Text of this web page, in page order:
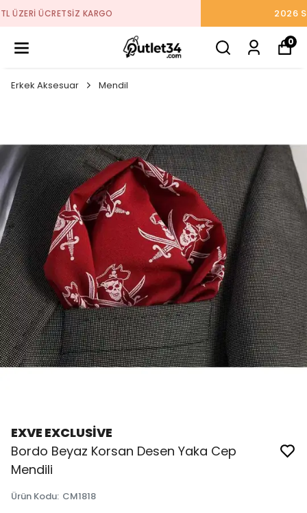
2026 SEZON ÜRÜNLER STOKLARDA
0
Erkek Aksesuar Mendil
EXVE EXCLUSİVE
Bordo Beyaz Korsan Desen Yaka Cep
Mendili
Ürün Kodu: CM1818